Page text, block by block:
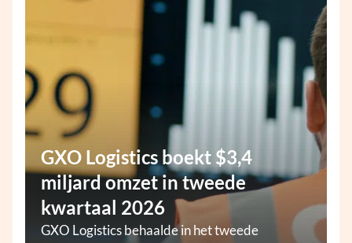
GXO Logistics boekt $3,4
miljard omzet in tweede
kwartaal 2026
GXO Logistics behaalde in het tweede